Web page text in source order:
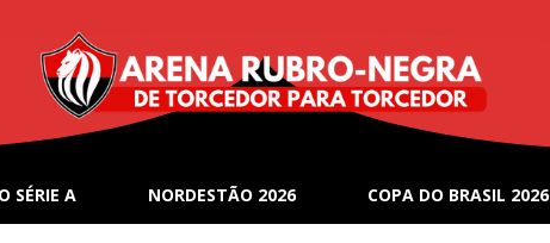
SÉRIE A NORDESTÃO 2026 COPA DO BRASIL 2026